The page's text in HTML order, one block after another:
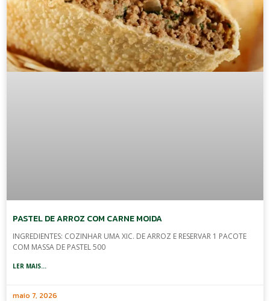
PASTEL DE ARROZ COM CARNE MOIDA
INGREDIENTES: COZINHAR UMA XIC. DE ARROZ E RESERVAR 1 PACOTE
COM MASSA DE PASTEL 500
LER MAIS...
maio 7, 2026